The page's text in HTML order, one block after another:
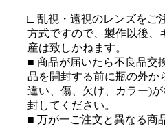
□ 乱視・遠視のレンズをご
方式ですので、製作以後、
産は致しかねます。
■ 商品が届いたら不良品交
品を開封する前に瓶の外か
違い、傷、欠け、カラー)
封してください。
■ 万が一ご注文と異なる商